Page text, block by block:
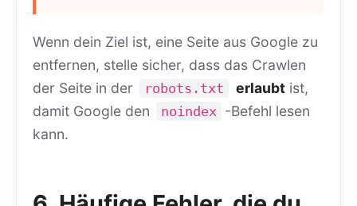
Wenn dein Ziel ist, eine Seite aus Google zu
entfernen, stelle sicher, dass das Crawlen
der Seite in der
robots.txt erlaubtist,
damit Google den
noindex -Befehl lesen
kann.